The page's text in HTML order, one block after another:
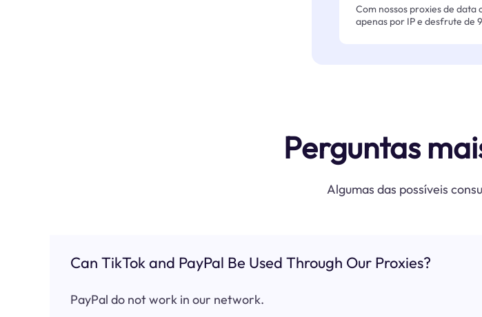
Com nossos proxies de
apenas por IP e desfrute de
Perguntas
Algumas das possíveis
Can TikTok and PayPal Be Used Through Our Proxies?
PayPal do not work in our network.